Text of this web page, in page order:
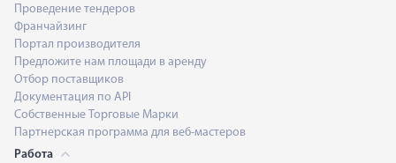
Проведение тендеров
Франчайзинг
Портал производителя
Предложите нам площади в аренду
Отбор поставщиков
Документация по API
Собственные Торговые Марки
Партнерская программа для веб-мастеров
Работа